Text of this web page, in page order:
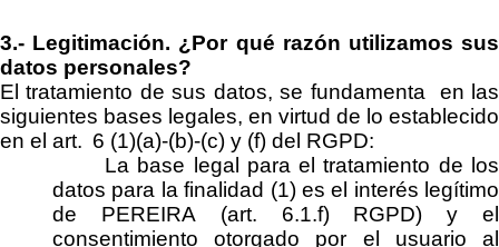
3.- Legitimación. ¿Por qué razón utilizamos sus
datos personales?
El tratamiento de sus datos, se fundamenta
en las
siguientes bases legales, en virtud de lo establecido
en el art. 6 (1)(a)-(b)-(c) y (f) del RGPD:
La base legal
para el tratamiento de los
datos para la finalidad (1) es el interés legítimo
de PEREIRA (art. 6.1.f) RGPD)y el
consentimiento otorgado por el usuario al